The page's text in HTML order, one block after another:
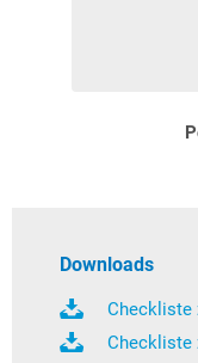
Downloads
Checkliste
Checkliste